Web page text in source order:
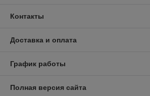
Контакты
Доставка и оплата
График работы
Полная версия сайта